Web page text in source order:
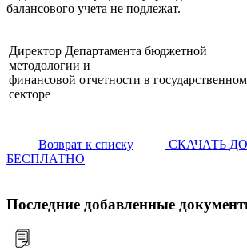
балансового учета не подлежат.
Директор Департамента бюджетной
методологии и
финансовой отчетности в государственном
секторе
Возврат к списку
СКАЧАТЬ
БЕСПЛАТНО
Последние добавленные